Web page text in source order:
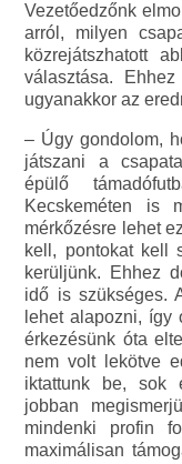
Vezetőedzőnk
arról, milyen
közrejátszhatott
választása.
ugyanakkor az
– Úgy gondolom,
játszani a
épülő
Kecskeméten is
mérkőzésre lehet
kell, pontokat kell
kerüljünk. Ehhez
idő is szükséges.
lehet alapozni, így
érkezésünk óta
nem volt lekötve
iktattunk be, sok
jobban
mindenki profin
maximálisan